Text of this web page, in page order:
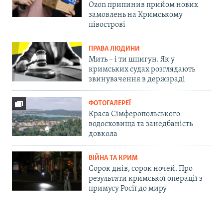
Ozon припинив прийом нових
замовлень на Кримському
півострові
ПРАВА ЛЮДИНИ
Мить – і ти шпигун. Як у
кримських судах розглядають
звинувачення в держзраді
ФОТОГАЛЕРЕЇ
Краса Сімферопольського
водосховища та занедбаність
довкола
ВІЙНА ТА КРИМ
Сорок днів, сорок ночей. Про
результати кримської операції з
примусу Росії до миру